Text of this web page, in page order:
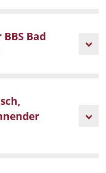
Bad